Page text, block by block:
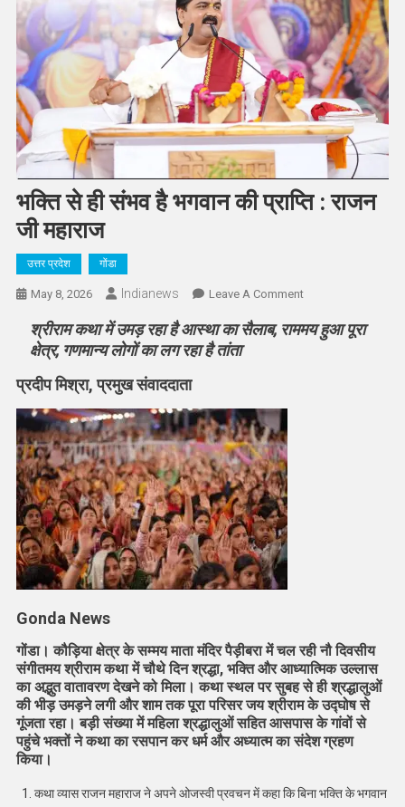
भक्ति से ही संभव है भगवान की प्राप्ति : राजन
जी महाराज
उत्तर प्रदेश गोंडा
May 8, 2026 Indianews Leave A CommentOn
से
श्रीराम कथा में उमड़ रहा है आस्था का सैलाब, राममय हुआ पूरा
क्षेत्र, गणमान्य लोगों का लग रहा है तांता
प्रदीप मिश्रा, प्रमुख संवाददाता
Gonda News
गोंडा।कौड़िया क्षेत्र के सम्मय माता मंदिर पैड़ीबरा में चल रही नौ दिवसीय
संगीतमय श्रीराम कथा में चौथे दिन श्रद्धा, भक्ति और आध्यात्मिक उल्लास
का अद्भुत वातावरण देखने को मिला। कथा स्थल पर सुबह से ही श्रद्धालुओं
की भीड़ उमड़ने लगी और शाम तक पूरा परिसर जय श्रीराम के उद्घोष से
गूंजता रहा। बड़ी संख्या में महिला श्रद्धालुओं सहित आसपास के गांवों से
पहुंचे भक्तों ने कथा का रसपान कर धर्म और अध्यात्म का संदेश ग्रहण
किया।
कथा व्यास राजन महाराज ने अपने ओजस्वी प्रवचन में कहा कि बिना भक्ति के भगवान